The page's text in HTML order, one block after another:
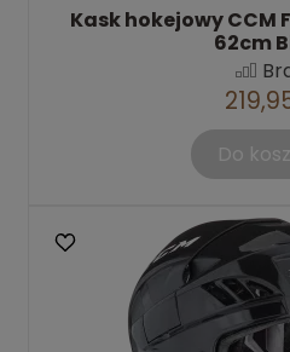
Kask hokejowy CCM
62cm
Do